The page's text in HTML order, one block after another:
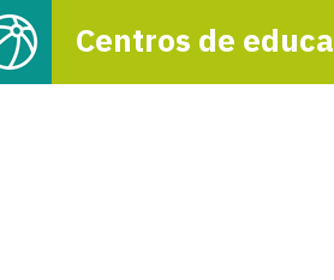
Centros de